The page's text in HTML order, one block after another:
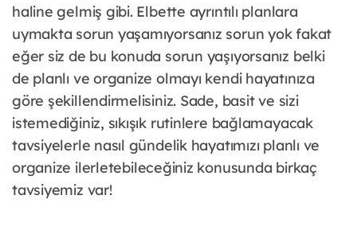
haline gelmiş gibi. Elbette ayrıntılı planlara
uymakta sorun yaşamıyorsanız sorun yok fakat
eğer siz de bu konuda sorun yaşıyorsanız belki
de planlı ve organize olmayı kendi hayatınıza
göre şekillendirmelisiniz. Sade, basit ve sizi
istemediğiniz, sıkışık rutinlere bağlamayacak
tavsiyelerle nasıl gündelik hayatımızı planlı ve
organize ilerletebileceğiniz konusunda birkaç
tavsiyemiz var!